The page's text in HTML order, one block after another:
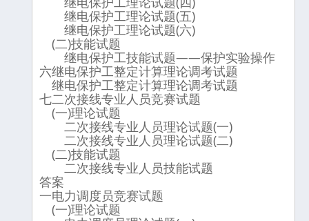
继电保护工理论试题(五)
继电保护工理论试题(六)
(二)技能试题
继电保护工技能试题——保护实验操作
六继电保护工整定计算理论调考试题
继电保护工整定计算理论调考试题
七二次接线专业人员竞赛试题
(一)理论试题
二次接线专业人员理论试题(一)
二次接线专业人员理论试题(二)
(二)技能试题
二次接线专业人员技能试题
答案
一电力调度员竞赛试题
(一)理论试题